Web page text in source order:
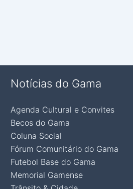
Notícias do Gama
Agenda Cultural e Convites
Becos do Gama
Coluna Social
Fórum Comunitário do Gama
Futebol Base do Gama
Memorial Gamense